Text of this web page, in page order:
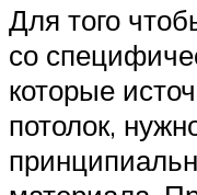
Для того
со
которые
потолок,